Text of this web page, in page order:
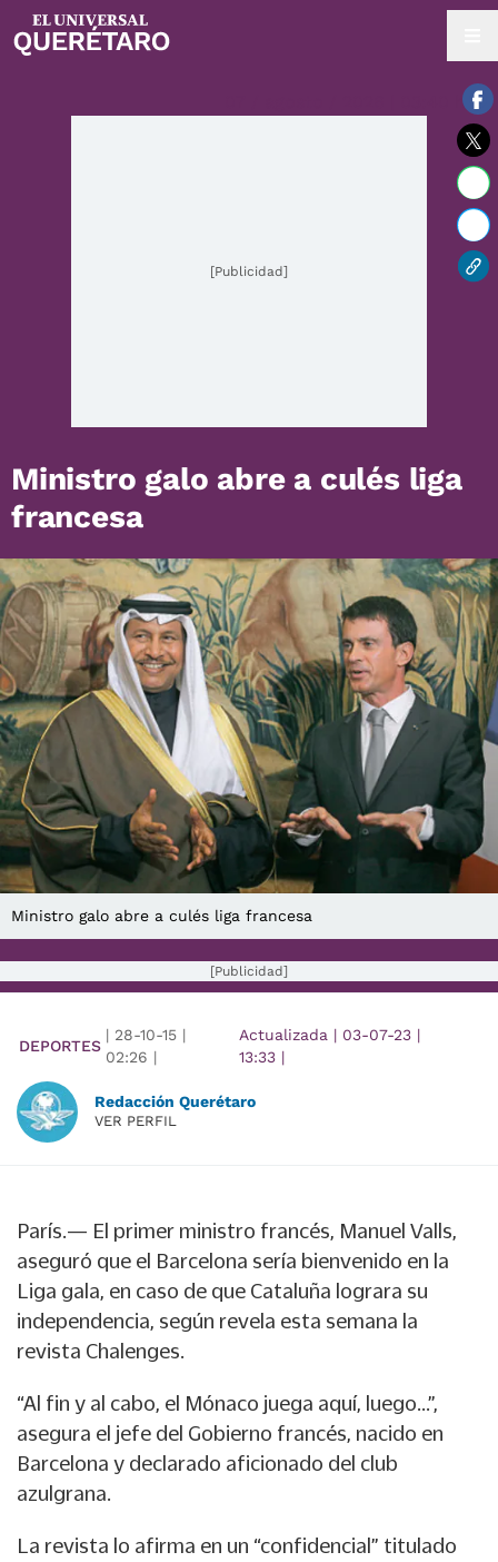
07 / agosto / 2026 | 03:40 hrs.
[Publicidad]
Ministro galo abre a culés liga
francesa
Ministro galo abre a culés liga francesa
[Publicidad]
DEPORTES
| 28-10-15 |
02:26 |
Actualizada | 03-07-23 |
13:33 |
Redacción Querétaro
VER PERFIL
París.— El primer ministro francés, Manuel Valls,
aseguró que el Barcelona sería bienvenido en la
Liga gala, en caso de que Cataluña lograra su
independencia, según revela esta semana la
revista Chalenges.
“Al fin y al cabo, el Mónaco juega aquí, luego...”,
asegura el jefe del Gobierno francés, nacido en
Barcelona y declarado aficionado del club
azulgrana.
La revista lo afirma en un “confidencial” titulado